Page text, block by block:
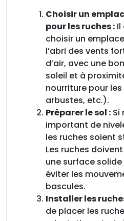
Choisir un
pour les ruches :
choisir un
l’abri des vents
d’air, avec une
soleil et à
nourriture pour
arbustes, etc.).
Préparer le sol : Si
important de
les ruches soient
Les ruches
une surface
éviter les
bascules.
Installer les
de placer les